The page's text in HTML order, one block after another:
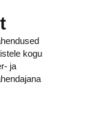
kogu
ja